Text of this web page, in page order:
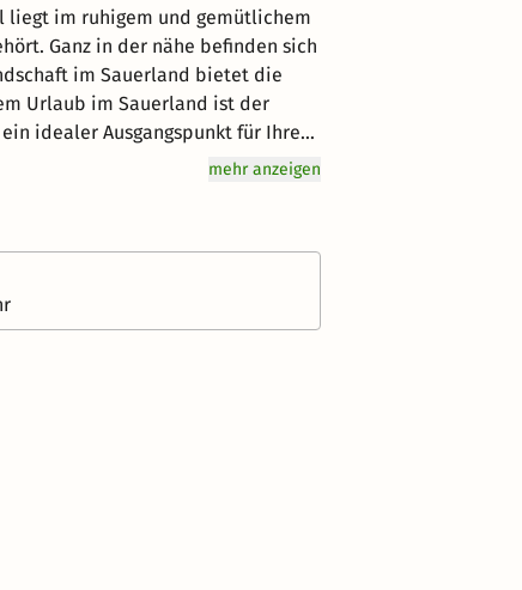
Ganz in der nähe befinden sich
im Sauerland bietet die
Höhenflug. Erleben Sie den
entdecken Sie einfach beim
mit mit ihren beeindruckenden
mehr anzeigen